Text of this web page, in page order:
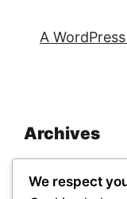
A
Archives
We respect